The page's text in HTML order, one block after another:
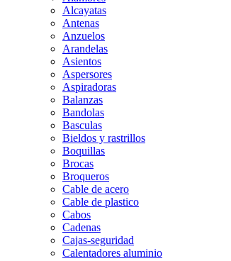
Alcayatas
Antenas
Anzuelos
Arandelas
Asientos
Aspersores
Aspiradoras
Balanzas
Bandolas
Basculas
Bieldos y rastrillos
Boquillas
Brocas
Broqueros
Cable de acero
Cable de plastico
Cabos
Cadenas
Cajas-seguridad
Calentadores aluminio